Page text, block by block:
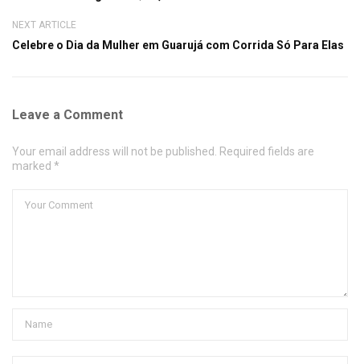
NEXT ARTICLE
Celebre o Dia da Mulher em Guarujá com Corrida Só Para Elas
Leave a Comment
Your email address will not be published. Required fields are
marked *